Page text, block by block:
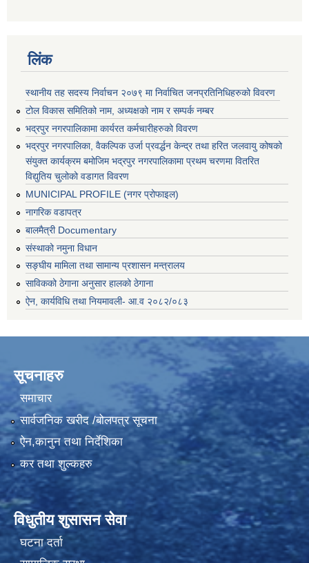
लिंक
स्थानीय तह सदस्य निर्वाचन २०७९ मा निर्वाचित जनप्रतिनिधिहरुको विवरण
टोल विकास समितिको नाम, अध्यक्षको नाम र सम्पर्क नम्बर
भद्रपुर नगरपालिकामा कार्यरत कर्मचारीहरुको विवरण
भद्रपुर नगरपालिका, वैकल्पिक उर्जा प्रवर्द्धन केन्द्र तथा हरित जलवायु कोषको
संयुक्त कार्यक्रम बमोजिम भद्रपुर नगरपालिकामा प्रथम चरणमा वितरित
विद्युतिय चुलोको वडागत विवरण
MUNICIPAL PROFILE (नगर प्रोफाइल)
नागरिक वडापत्र
बालमैत्री Documentary
संस्थाको नमुना विधान
सङ्घीय मामिला तथा सामान्य प्रशासन मन्त्रालय
साविकको ठेगाना अनुसार हालको ठेगाना
ऐन, कार्यविधि तथा नियमावली- आ.व २०८२/०८३
सूचनाहरु
समाचार
सार्वजनिक खरीद /बोलपत्र सूचना
ऐन,कानुन तथा निर्देशिका
कर तथा शुल्कहरु
विधुतीय शुसासन सेवा
घटना दर्ता